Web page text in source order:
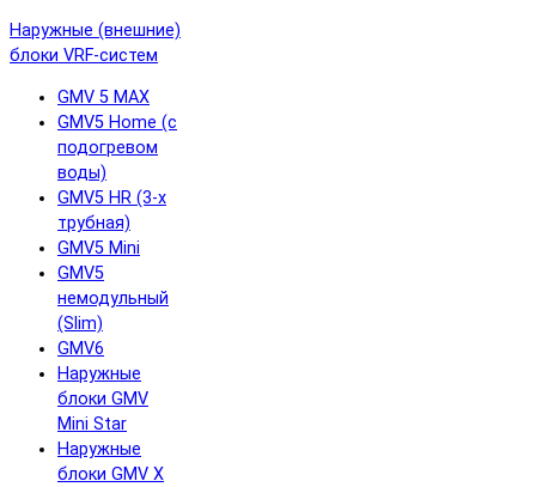
Наружные (внешние)
блоки VRF-систем
GMV 5 MAX
GMV5 Home (с
подогревом
воды)
GMV5 HR (3-х
трубная)
GMV5 Mini
GMV5
немодульный
(Slim)
GMV6
Наружные
блоки GMV
Mini Star
Наружные
блоки GMV X